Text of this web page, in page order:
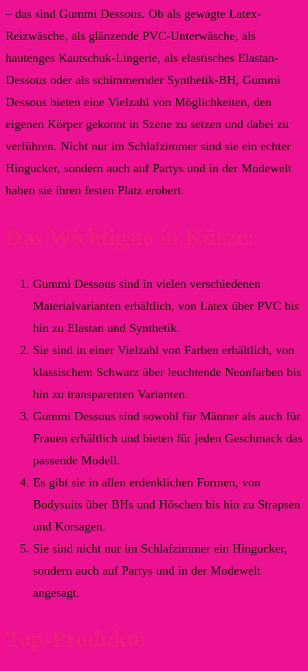
– das sind Gummi Dessous. Ob als gewagte Latex-
Reizwäsche, als glänzende PVC-Unterwäsche, als
hautenges Kautschuk-Lingerie, als elastisches Elastan-
Dessous oder als schimmernder Synthetik-BH, Gummi
Dessous bieten eine Vielzahl von Möglichkeiten, den
eigenen Körper gekonnt in Szene zu setzen und dabei zu
verführen. Nicht nur im Schlafzimmer sind sie ein echter
Hingucker, sondern auch auf Partys und in der Modewelt
haben sie ihren festen Platz erobert.
Das Wichtigste in Kürze:
Gummi Dessous sind in vielen verschiedenen
Materialvarianten erhältlich, von Latex über PVC bis
hin zu Elastan und Synthetik.
Sie sind in einer Vielzahl von Farben erhältlich, von
klassischem Schwarz über leuchtende Neonfarben bis
hin zu transparenten Varianten.
Gummi Dessous sind sowohl für Männer als auch für
Frauen erhältlich und bieten für jeden Geschmack das
passende Modell.
Es gibt sie in allen erdenklichen Formen, von
Bodysuits über BHs und Höschen bis hin zu Strapsen
und Korsagen.
Sie sind nicht nur im Schlafzimmer ein Hingucker,
sondern auch auf Partys und in der Modewelt
angesagt.
Top-Produkte